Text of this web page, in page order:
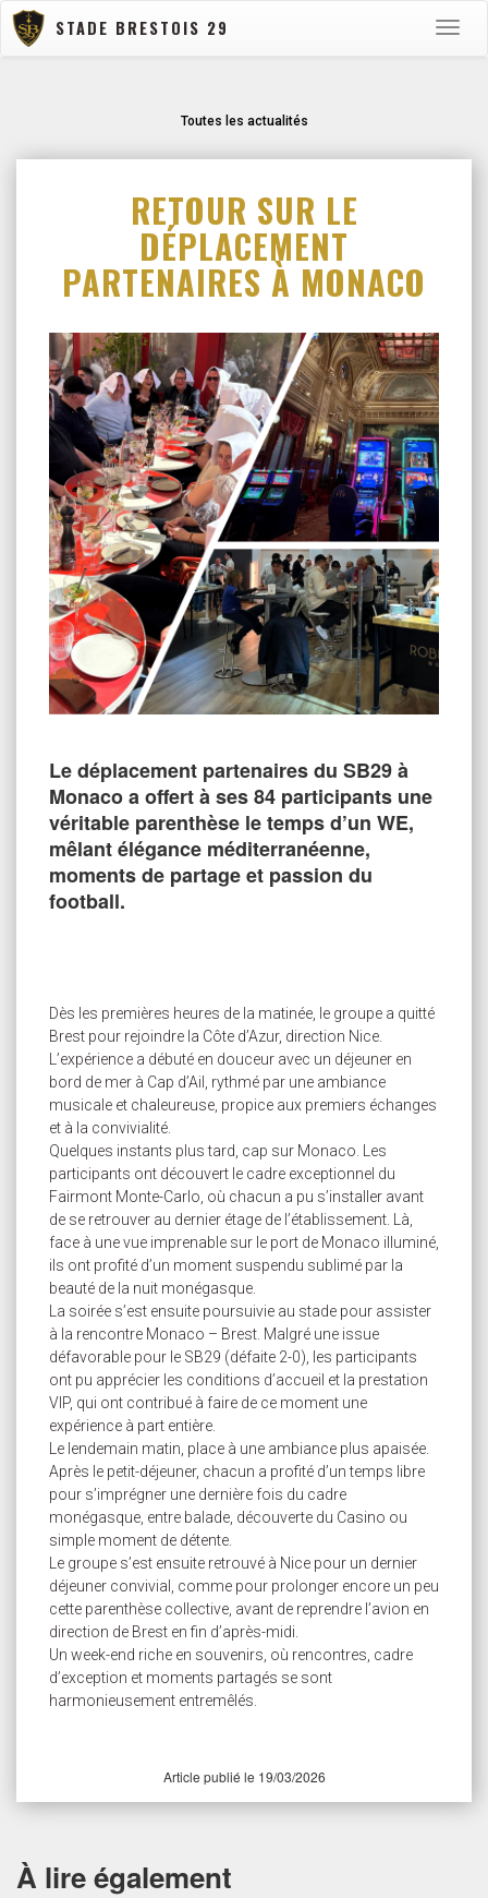
Toggle
STADE BRESTOIS 29
Toutes les actualités
RETOUR SUR LE
DÉPLACEMENT
PARTENAIRES À MONACO
Le déplacement partenaires du SB29 à
Monaco a offert à ses 84 participants une
véritable parenthèse le temps d’un WE,
mêlant élégance méditerranéenne,
moments de partage et passion du
football.
Dès les premières heures de la matinée, le groupe a quitté
Brest pour rejoindre la Côte d’Azur, direction Nice.
L’expérience a débuté en douceur avec un déjeuner en
bord de mer à Cap d’Ail, rythmé par une ambiance
musicale et chaleureuse, propice aux premiers échanges
et à la convivialité.
Quelques instants plus tard, cap sur Monaco. Les
participants ont découvert le cadre exceptionnel du
Fairmont Monte-Carlo, où chacun a pu s’installer avant
de se retrouver au dernier étage de l’établissement. Là,
face à une vue imprenable sur le port de Monaco illuminé,
ils ont profité d’un moment suspendu sublimé par la
beauté de la nuit monégasque.
La soirée s’est ensuite poursuivie au stade pour assister
à la rencontre Monaco – Brest. Malgré une issue
défavorable pour le SB29 (défaite 2-0), les participants
ont pu apprécier les conditions d’accueil et la prestation
VIP, qui ont contribué à faire de ce moment une
expérience à part entière.
Le lendemain matin, place à une ambiance plus apaisée.
Après le petit-déjeuner, chacun a profité d’un temps libre
pour s’imprégner une dernière fois du cadre
monégasque, entre balade, découverte du Casino ou
simple moment de détente.
Le groupe s’est ensuite retrouvé à Nice pour un dernier
déjeuner convivial, comme pour prolonger encore un peu
cette parenthèse collective, avant de reprendre l’avion en
direction de Brest en fin d’après-midi.
Un week-end riche en souvenirs, où rencontres, cadre
d’exception et moments partagés se sont
harmonieusement entremêlés.
Article publié le 19/03/2026
À lire également